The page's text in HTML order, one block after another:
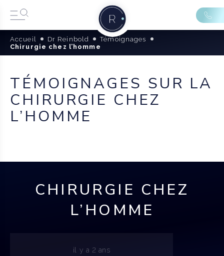
Accueil Dr Reinbold
Témoignages
Chirurgie chez l’homme
TÉMOIGNAGES SUR LA
CHIRURGIE CHEZ
L’HOMME
CHIRURGIE CHEZ
L’HOMME
il y a 2 ans